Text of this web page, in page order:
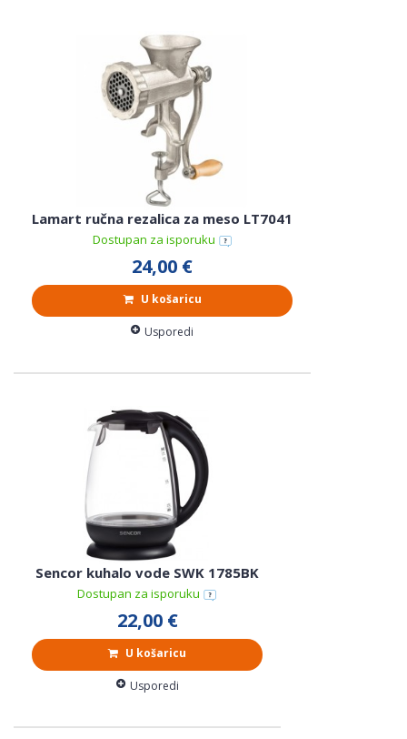
Lamart ručna rezalica za meso LT7041
Dostupan za isporuku
24,00 €
U košaricu
Usporedi
Sencor kuhalo vode SWK 1785BK
Dostupan za isporuku
22,00 €
U košaricu
Usporedi